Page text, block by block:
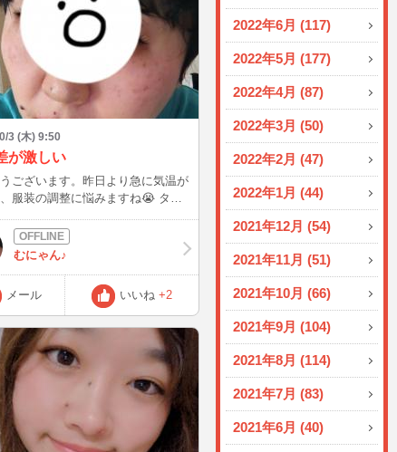
2022年6月 (117)
2022年5月 (177)
2022年4月 (87)
2022年3月 (50)
2022年2月 (47)
2022年1月 (44)
2021年12月 (54)
2021年11月 (51)
2021年10月 (66)
2021年9月 (104)
2021年8月 (114)
2021年7月 (83)
2021年6月 (40)
3 (木) 9:50
が激しい
ございます。昨日より急に気温が
服装の調整に悩みますね😭 タイ
ず( ; ; )( ; ; ) 今日から日曜日
お休みで家事の合間などでの空き
またログインしますので、お時間合
らっしゃいましたらお話出来たら嬉
好きなので皆様の少
しになれたらなと思っております
待機中はメール見れませんが、～
しいなとかリクエストありましたら
せ下さい(´˘`＊)出来る範囲でお応え
す。
むにゃん♪
メール いいね +2